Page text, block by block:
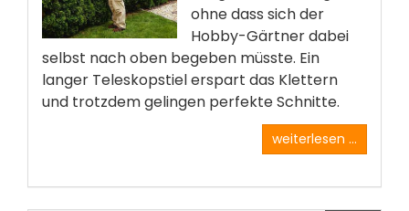
ohne dass sich der
Hobby-Gärtner dabei
selbst nach oben begeben müsste. Ein
langer Teleskopstiel erspart das Klettern
und trotzdem gelingen perfekte Schnitte.
weiterlesen ...